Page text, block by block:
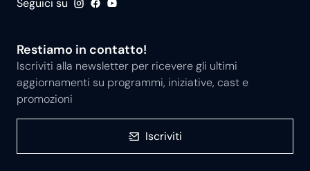
Restiamo in contatto!
Iscriviti alla newsletter per ricevere gli ultimi
aggiornamenti su programmi, iniziative, cast e
promozioni
Iscriviti